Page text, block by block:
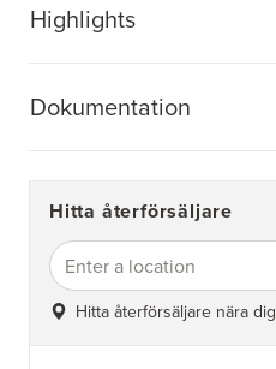
Highlights
Dokumentation
Hitta återförsäljare
Hitta återförsäljare nära dig